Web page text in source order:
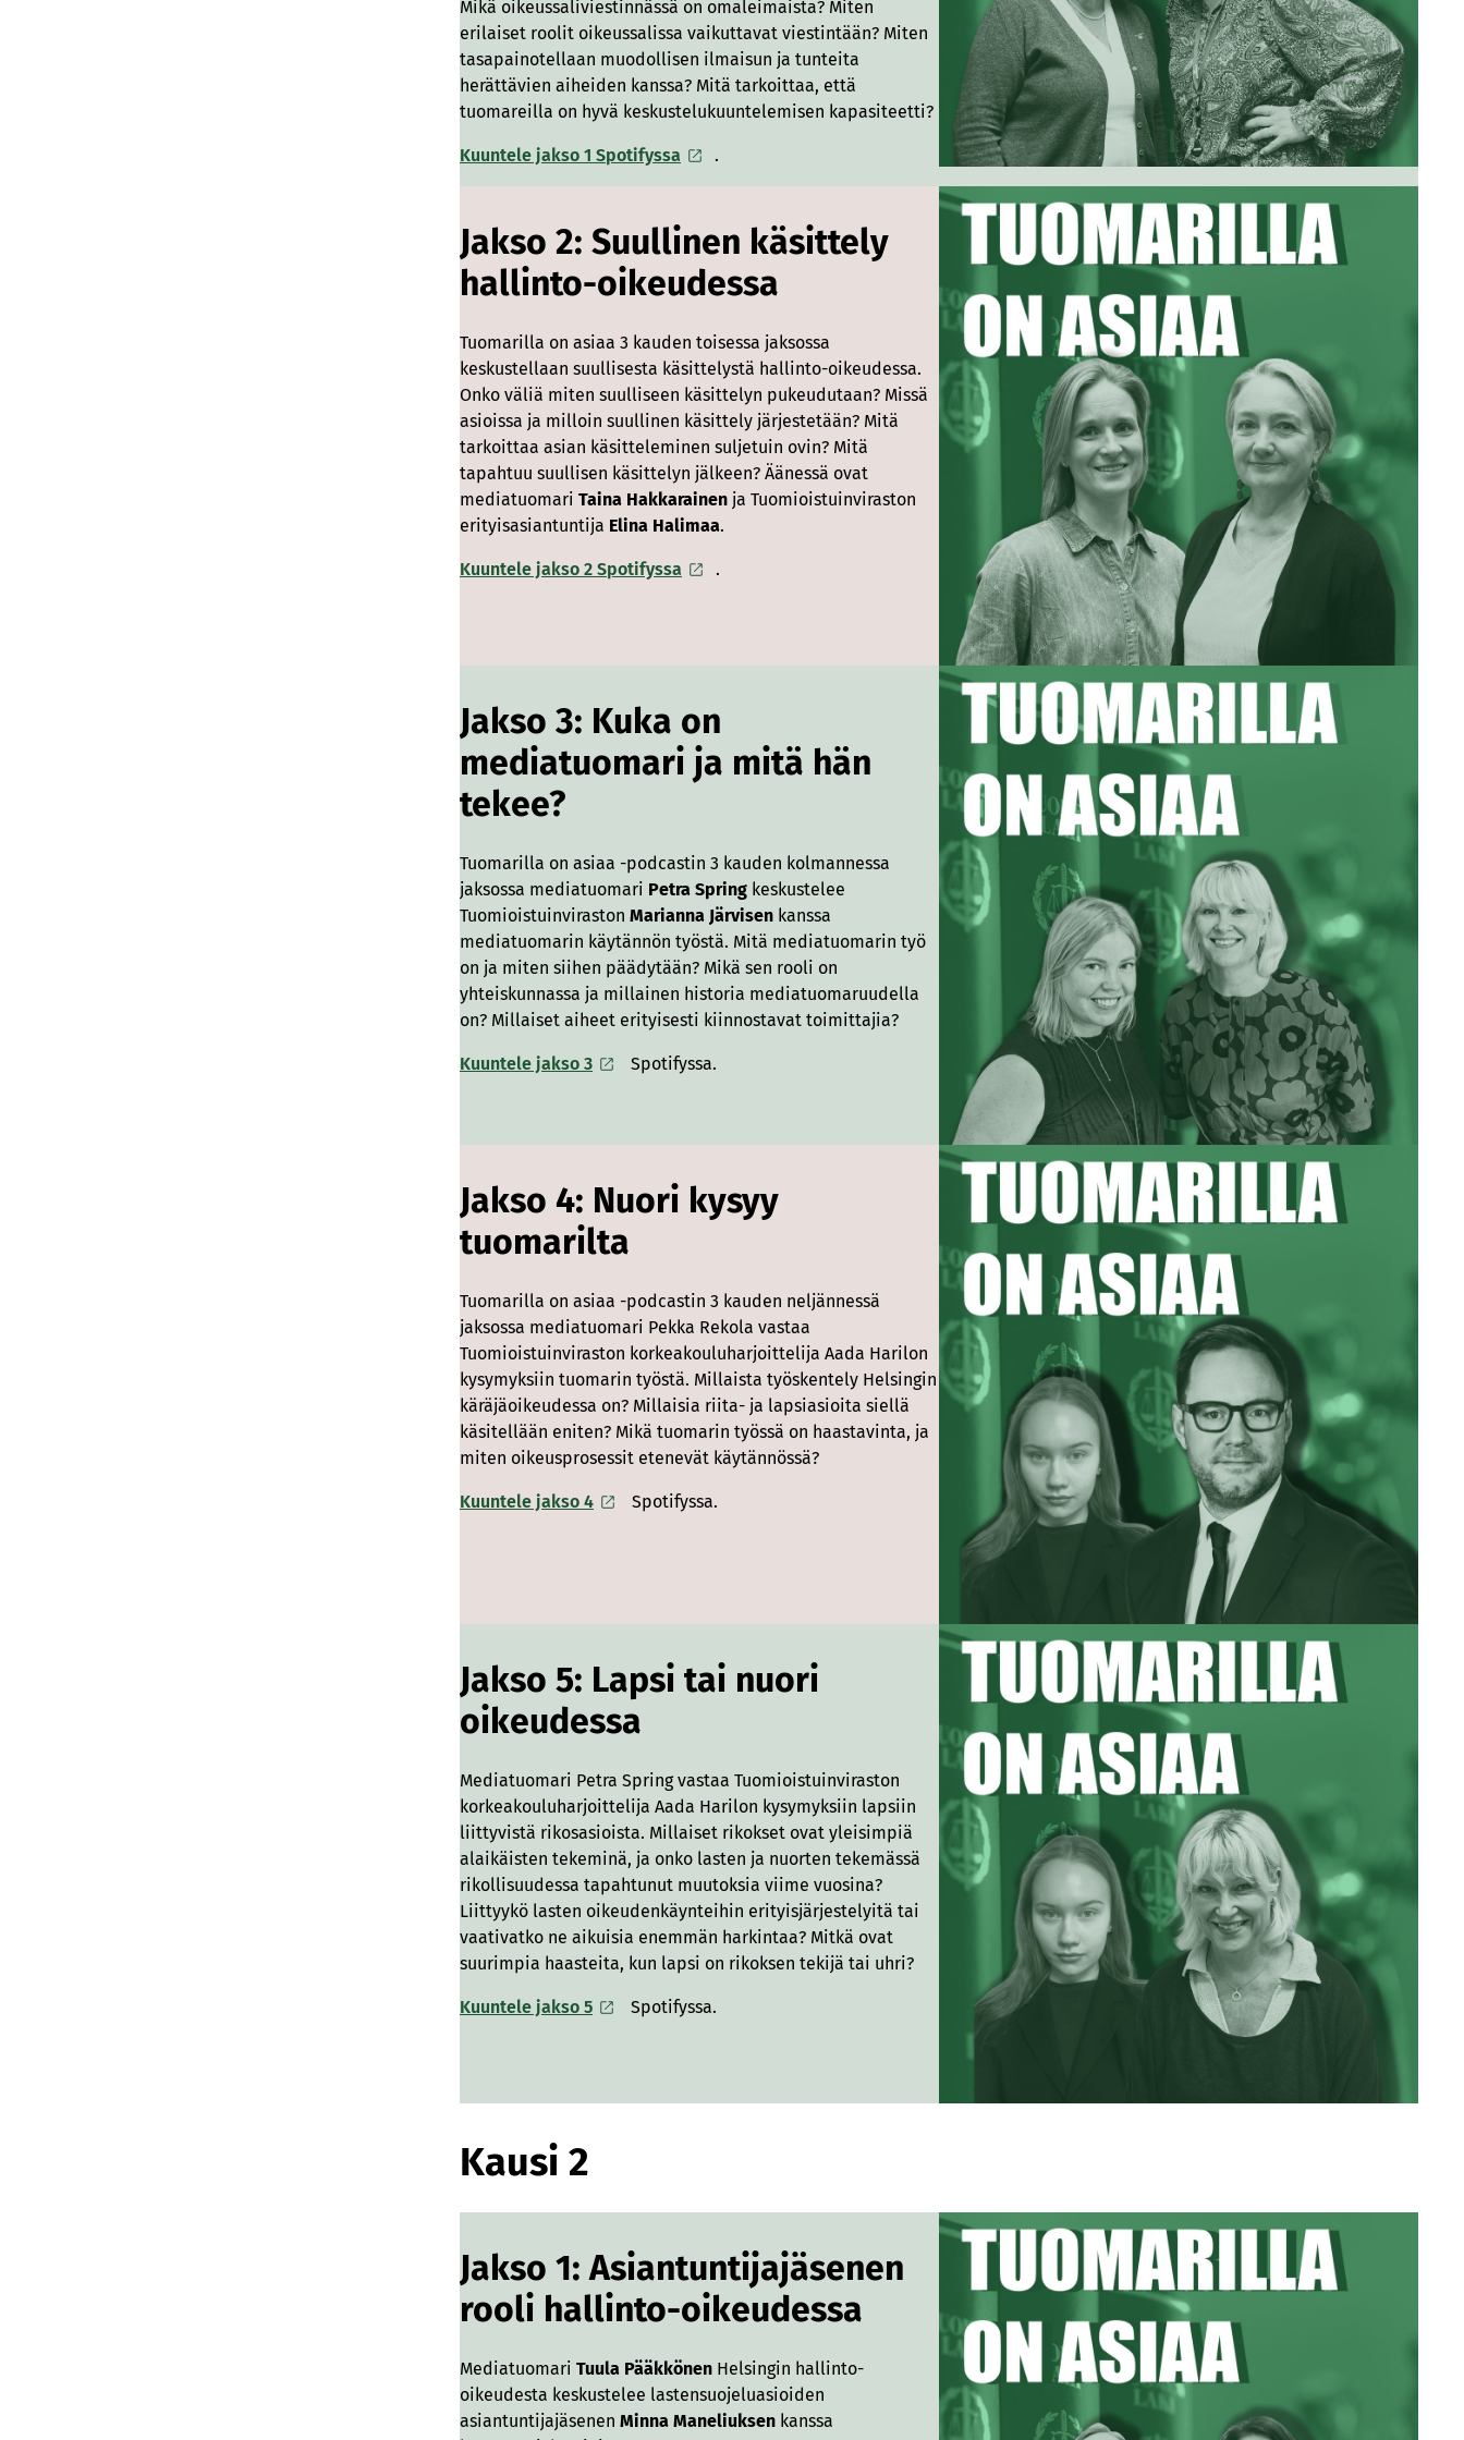
Mikä oikeussaliviestinnässä on omaleimaista? Miten
erilaiset roolit oikeussalissa vaikuttavat viestintään? Miten
tasapainotellaan muodollisen ilmaisun ja tunteita
herättävien aiheiden kanssa? Mitä tarkoittaa, että
tuomareilla on hyvä keskustelukuuntelemisen kapasiteetti?
Kuuntele jakso 1 Spotifyssa .
Jakso 2: Suullinen käsittely
hallinto-oikeudessa
Tuomarilla on asiaa 3 kauden toisessa jaksossa
keskustellaan suullisesta käsittelystä hallinto-oikeudessa.
Onko väliä miten suulliseen käsittelyn pukeudutaan? Missä
asioissa ja milloin suullinen käsittely järjestetään? Mitä
tarkoittaa asian käsitteleminen suljetuin ovin? Mitä
tapahtuu suullisen käsittelyn jälkeen? Äänessä ovat
mediatuomari Taina Hakkarainen ja Tuomioistuinviraston
erityisasiantuntija Elina Halimaa.
Kuuntele jakso 2 Spotifyssa .
Jakso 3: Kuka on
mediatuomari ja mitä hän
tekee?
Tuomarilla on asiaa -podcastin 3 kauden kolmannessa
jaksossa mediatuomari Petra Spring keskustelee
Tuomioistuinviraston Marianna Järvisen kanssa
mediatuomarin käytännön työstä. Mitä mediatuomarin työ
on ja miten siihen päädytään? Mikä sen rooli on
yhteiskunnassa ja millainen historia mediatuomaruudella
on? Millaiset aiheet erityisesti kiinnostavat toimittajia?
Kuuntele jakso 3 Spotifyssa.
Jakso 4: Nuori kysyy
tuomarilta
Tuomarilla on asiaa -podcastin 3 kauden neljännessä
jaksossa mediatuomari Pekka Rekola vastaa
Tuomioistuinviraston korkeakouluharjoittelija Aada Harilon
kysymyksiin tuomarin työstä. Millaista työskentely Helsingin
käräjäoikeudessa on? Millaisia riita- ja lapsiasioita siellä
käsitellään eniten? Mikä tuomarin työssä on haastavinta, ja
miten oikeusprosessit etenevät käytännössä?
Kuuntele jakso 4 Spotifyssa.
Jakso 5: Lapsi tai nuori
oikeudessa
Mediatuomari Petra Spring vastaa Tuomioistuinviraston
korkeakouluharjoittelija Aada Harilon kysymyksiin lapsiin
liittyvistä rikosasioista. Millaiset rikokset ovat yleisimpiä
alaikäisten tekeminä, ja onko lasten ja nuorten tekemässä
rikollisuudessa tapahtunut muutoksia viime vuosina?
Liittyykö lasten oikeudenkäynteihin erityisjärjestelyitä tai
vaativatko ne aikuisia enemmän harkintaa? Mitkä ovat
suurimpia haasteita, kun lapsi on rikoksen tekijä tai uhri?
Kuuntele jakso 5 Spotifyssa.
Kausi 2
Jakso 1: Asiantuntijajäsenen
rooli hallinto-oikeudessa
Mediatuomari Tuula Pääkkönen Helsingin hallinto-
oikeudesta keskustelee lastensuojeluasioiden
asiantuntijajäsenen Minna Maneliuksen kanssa